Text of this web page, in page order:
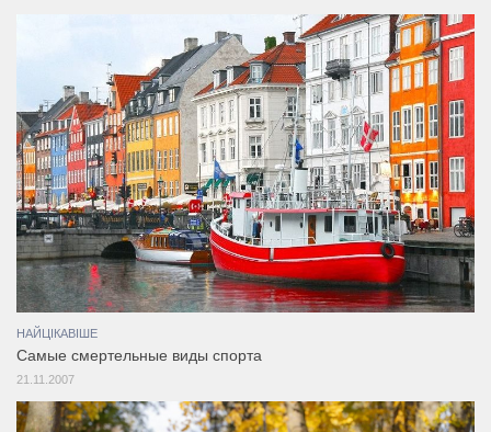
НАЙЦІКАВІШЕ
Самые смертельные виды спорта
21.11.2007